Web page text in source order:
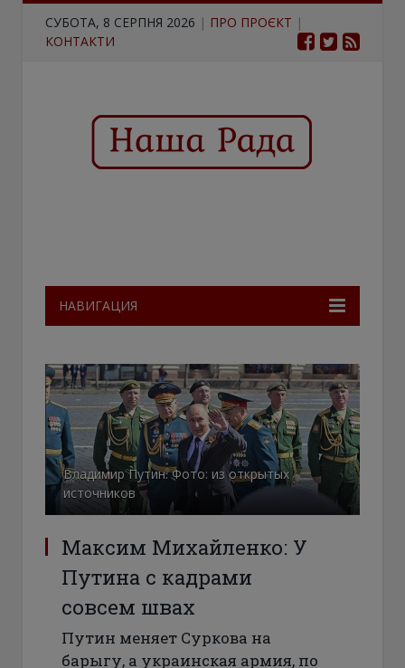
СУБОТА, 8 СЕРПНЯ 2026 | ПРО ПРОЄКТ |
КОНТАКТИ
НАВИГАЦИЯ
Владимир Путин. Фото: из открытых
источников
Максим Михайленко: У
Путина с кадрами
совсем швах
Путин меняет Суркова на
барыгу, а украинская армия, по